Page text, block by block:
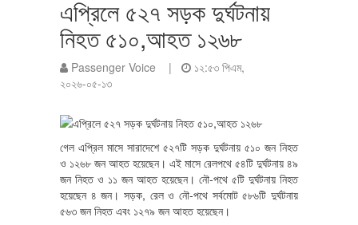
এপ্রিলে ৫২৭ সড়ক দুর্ঘটনায়
নিহত ৫১০,আহত ১২৬৮
Passenger Voice |
১২:৫৩ পিএম,
২০২৬-০৫-১৩
গেল এপ্রিল মাসে সারাদেশে ৫২৭টি সড়ক দুর্ঘটনায় ৫১০ জন নিহত
ও ১২৬৮ জন আহত হয়েছেন। এই মাসে রেলপথে ৫৪টি দুর্ঘটনায় ৪৯
জন নিহত ও ১১ জন আহত হয়েছেন। নৌ-পথে ৫টি দুর্ঘটনায় নিহত
হয়েছেন ৪ জন। সড়ক, রেল ও নৌ-পথে সর্বমোট ৫৮৬টি দুর্ঘটনায়
৫৬৩ জন নিহত এবং ১২৭৯ জন আহত হয়েছেন।